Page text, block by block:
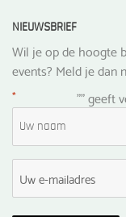
NIEUWSBRIEF
Wil je op de hoogte
events? Meld je dan
"
* " geeft